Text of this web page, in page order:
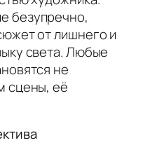
безупречно,
от лишнего и
света. Любые
не
сцены, её